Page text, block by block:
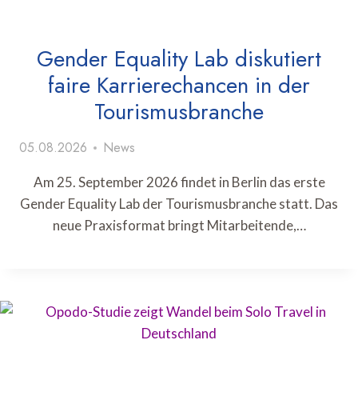
Gender Equality Lab diskutiert
faire Karrierechancen in der
Tourismusbranche
05.08.2026 News
Am 25. September 2026 findet in Berlin das erste
Gender Equality Lab der Tourismusbranche statt. Das
neue Praxisformat bringt Mitarbeitende,…